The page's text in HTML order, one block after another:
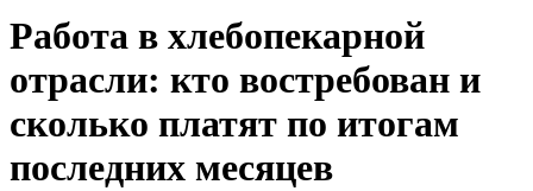
Работа в хлебопекарной
отрасли: кто востребован и
сколько платят по итогам
последних месяцев